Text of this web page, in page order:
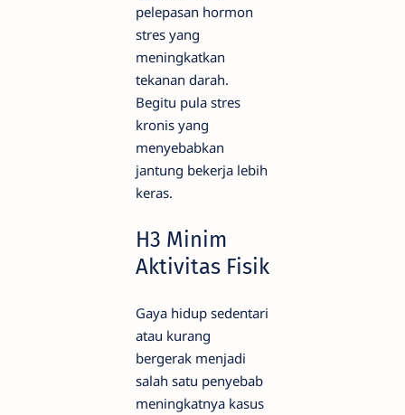
pelepasan hormon
stres yang
meningkatkan
tekanan darah.
Begitu pula stres
kronis yang
menyebabkan
jantung bekerja lebih
keras.
H3 Minim
Aktivitas Fisik
Gaya hidup sedentari
atau kurang
bergerak menjadi
salah satu penyebab
meningkatnya kasus